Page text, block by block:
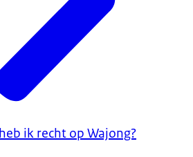
ik recht op Wajong?